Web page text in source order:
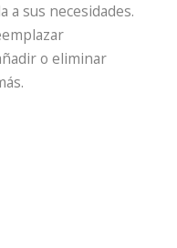
a sus necesidades.
o eliminar